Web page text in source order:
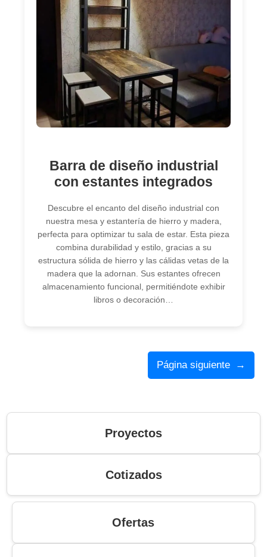
Proyectos
Cotizados
Ofertas
Barra de diseño industrial
con estantes integrados
Descubre el encanto del diseño industrial con
nuestra mesa y estantería de hierro y madera,
perfecta para optimizar tu sala de estar. Esta pieza
combina durabilidad y estilo, gracias a su
estructura sólida de hierro y las cálidas vetas de la
madera que la adornan. Sus estantes ofrecen
almacenamiento funcional, permitiéndote exhibir
libros o decoración…
Página siguiente →